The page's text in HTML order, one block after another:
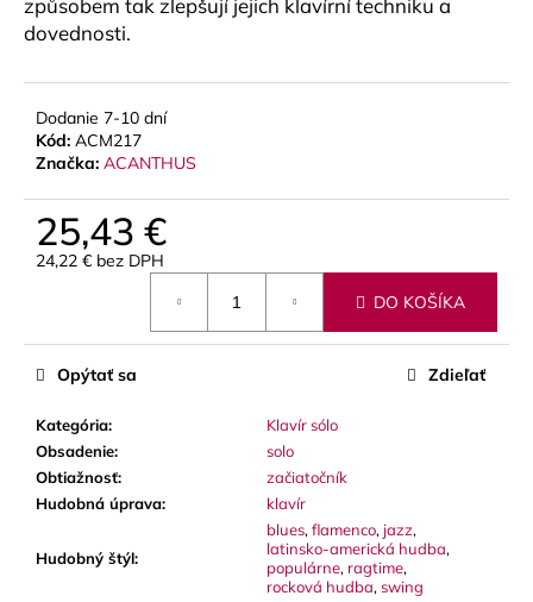
způsobem tak zlepšují jejich klavírní techniku a
dovednosti.
Dodanie 7-10 dní
Kód: ACM217
Značka: ACANTHUS
25,43 €
24,22 € bez DPH
DO KOŠÍKA
Kategória:
Klavír sólo
Obsadenie:
solo
Obtiažnosť:
začiatočník
Hudobná úprava: klavír
Hudobný štýl:
blues, flamenco, jazz,
latinsko-americká hudba,
populárne, ragtime,
rocková hudba, swing
Opýtať sa Zdieľať
o
r
č
a
m
e
STAGG
BATON
BOX
16